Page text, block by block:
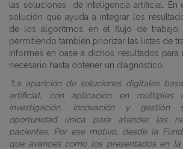
las soluciones
de inteligencia artificial. En
solución que ayuda a integrar los
de los algoritmos en el flujo de trabajo
permitiendo también priorizar las listas de
informes en base a dichos resultados
necesario hasta obtener un diagnóstico.
“La aparición de soluciones digitales
artificial, con aplicación en múltiples
investigación, innovación y gestión
oportunidad única para atender las
pacientes. Por ese motivo, desde la
que avances como los presentados en